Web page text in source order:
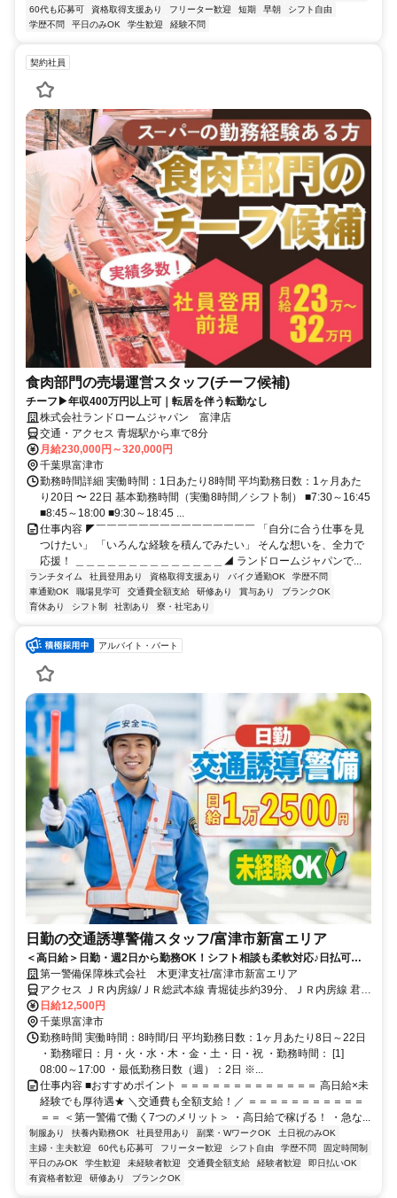
60代も応募可
資格取得支援あり フリーター歓迎 短期 早朝
シフト自由
学歴不問
平日のみOK 学生歓迎 経験不問
契約社員
食肉部門の売場運営スタッフ(チーフ候補)
チーフ▶年収400万円以上可｜転居を伴う転勤なし
株式会社ランドロームジャパン 富津店
交通・アクセス 青堀駅から車で8分
月給230,000円～320,000円
千葉県富津市
勤務時間詳細 実働時間：1日あたり8時間 平均勤務日数：1ヶ月あた
り20日 〜 22日 基本勤務時間（実働8時間／シフト制） ■7:30～16:45
■8:45～18:00 ■9:30～18:45 ...
仕事内容 ◤￣￣￣￣￣￣￣￣￣￣￣￣￣￣￣ 「自分に合う仕事を見
つけたい」 「いろんな経験を積んでみたい」 そんな想いを、全力で
応援！ ＿＿＿＿＿＿＿＿＿＿＿＿＿＿◢ ランドロームジャパンで...
ランチタイム 社員登用あり 資格取得支援あり バイク通勤OK
学歴不問
車通勤OK
職場見学可 交通費全額支給 研修あり 賞与あり
ブランクOK
育休あり
シフト制 社割あり 寮・社宅あり
アルバイト・パート
日勤の交通誘導警備スタッフ/富津市新富エリア
＜高日給＞日勤・週2日から勤務OK！シフト相談も柔軟対応♪日払可◎
未経験歓迎★
第一警備保障株式会社 木更津支社/富津市新富エリア
アクセス ＪＲ内房線/ＪＲ総武本線 青堀徒歩約39分、ＪＲ内房線 君津
南口徒歩約79分、ＪＲ内房線 君津南口徒歩約79分 直行直帰OK＊交
通費全額支給＊
日給12,500円
千葉県富津市
勤務時間 実働時間：8時間/日 平均勤務日数：1ヶ月あたり8日～22日
・勤務曜日：月・火・水・木・金・土・日・祝 ・勤務時間： [1]
08:00～17:00 ・最低勤務日数（週）：2日 ※...
仕事内容 ■おすすめポイント ＝＝＝＝＝＝＝＝＝＝＝＝＝ 高日給×未
経験でも厚待遇★ ＼交通費も全額支給！／ ＝＝＝＝＝＝＝＝＝＝＝
＝＝ ＜第一警備で働く7つのメリット＞ ・高日給で稼げる！ ・急な...
制服あり 扶養内勤務OK 社員登用あり 副業・WワークOK
土日祝のみOK
主婦・主夫歓迎
60代も応募可 フリーター歓迎 シフト自由 学歴不問
固定時間制
平日のみOK
学生歓迎 未経験者歓迎 交通費全額支給 経験者歓迎
即日払いOK
有資格者歓迎
研修あり ブランクOK